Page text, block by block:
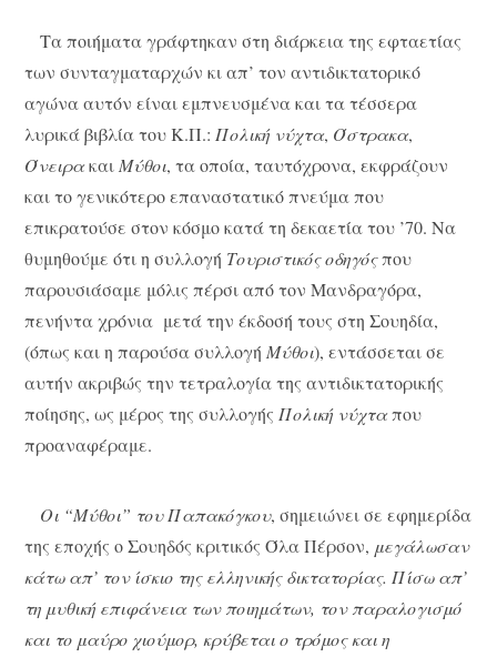
Τα ποιήματα γράφτηκαν στη διάρκεια της εφταετίας
των συνταγματαρχών κι απ’ τον αντιδικτατορικό
αγώνα αυτόν είναι εμπνευσμένα και τα τέσσερα
λυρικά βιβλία του Κ.Π.:Πολική νύχτα, Όστρακα,
ΌνειρακαιΜύθοι, τα οποία, ταυτόχρονα, εκφράζουν
και το γενικότερο επαναστατικό πνεύμα που
επικρατούσε στον κόσμο κατά τη δεκαετία του ’70. Να
θυμηθούμε ότι η συλλογή Τουριστικός οδηγόςπου
παρουσιάσαμε μόλις πέρσι από τον Μανδραγόρα,
πενήντα χρόνια μετά την έκδοσή τους στη Σουηδία,
(όπως και η παρούσα συλλογήΜύθοι), εντάσσεται σε
αυτήν ακριβώς την τετραλογία της αντιδικτατορικής
ποίησης, ως μέρος της συλλογήςΠολική νύχταπου
προαναφέραμε.
Οι “Μύθοι” του Παπακόγκου, σημειώνει σε εφημερίδα
της εποχής ο Σουηδός κριτικός Όλα Πέρσον, μεγάλωσαν
κάτω απ’ τον ίσκιο της ελληνικής δικτατορίας. Πίσω απ’
τη μυθική επιφάνεια των ποιημάτων, τον παραλογισμό
και το μαύρο χιούμορ, κρύβεται ο τρόμος και η